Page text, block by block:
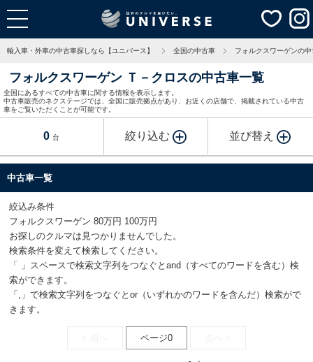
輸入車・外車の中古車探しなら【ユニバース】 全国の中古車 フォルクスワーゲンの中
フォルクスワーゲン Ｔ－クロスの中古車一覧
全国にあるすべての中古車に関する情報を表示します。
中古車販売のネクステージでは、全国に販売拠点があり、お近くの店舗で、掲載されている中古
車をご覧いただくことが可能です。
0 台 絞り込む 並び替え
中古車一覧
絞込み条件
フォルクスワーゲン 80万円 100万円
お探しのクルマは見つかりませんでした。
検索条件を変えて検索してください。
「 」スペースで検索文字列をつなぐとand（すべてのワードを含む）検
索ができます。
「,」で検索文字列をつなぐとor（いずれかのワードを含んだ）検索がで
きます。
ページ0